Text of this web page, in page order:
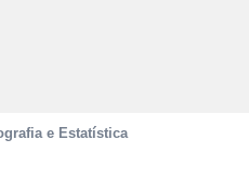
e Estatística